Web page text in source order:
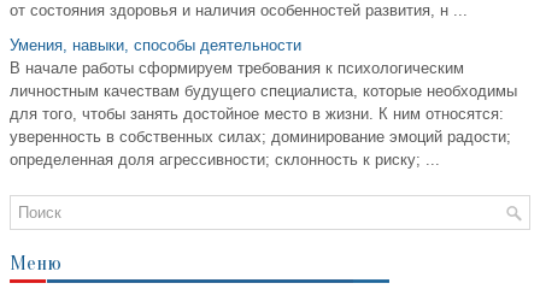
от состояния здоровья и наличия особенностей развития, н ...
Умения, навыки, способы деятельности
В начале работы сформируем требования к психологическим
личностным качествам будущего специалиста, которые необходимы
для того, чтобы занять достойное место в жизни. К ним относятся:
уверенность в собственных силах; доминирование эмоций радости;
определенная доля агрессивности; склонность к риску; ...
Меню